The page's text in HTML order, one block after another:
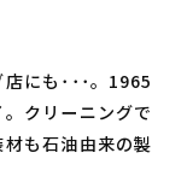
にも･･･。1965
クリーニングで
も石油由来の製